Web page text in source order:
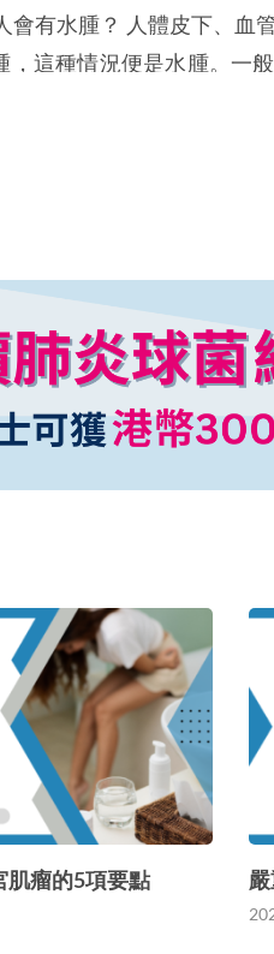
會有水腫？ 人體皮下、血
，這種情況便是水腫。一
肌瘤的5項要點